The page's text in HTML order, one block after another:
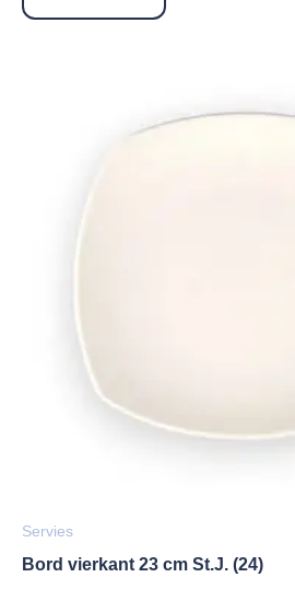
Servies
Bord vierkant 23 cm St.J. (24)